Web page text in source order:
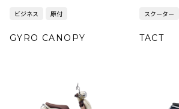
ビジネス 原付
GYRO CANOPY
スクーター
TACT